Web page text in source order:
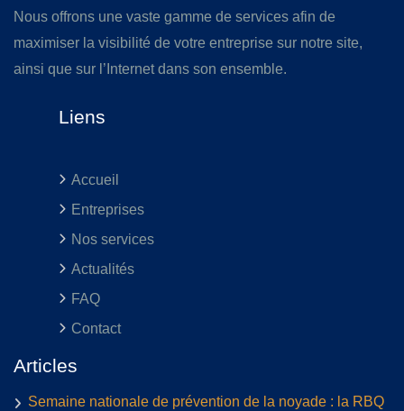
Nous offrons une vaste gamme de services afin de
maximiser la visibilité de votre entreprise sur notre site,
ainsi que sur l’Internet dans son ensemble.
Liens
Accueil
Entreprises
Nos services
Actualités
FAQ
Contact
Articles
Semaine nationale de prévention de la noyade : la RBQ